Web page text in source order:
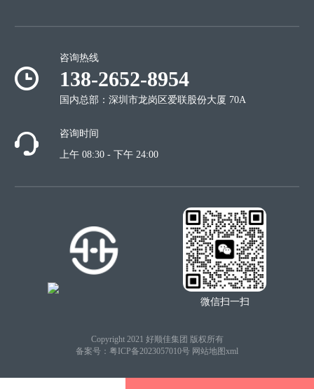
咨询热线
138-2652-8954
国内总部：深圳市龙岗区爱联股份大厦 70A
咨询时间
上午 08:30 - 下午 24:00
微信扫一扫
Copyright 2021 好顺佳集团 版权所有
备案号： 粤ICP备2023057010号 网站地图xml